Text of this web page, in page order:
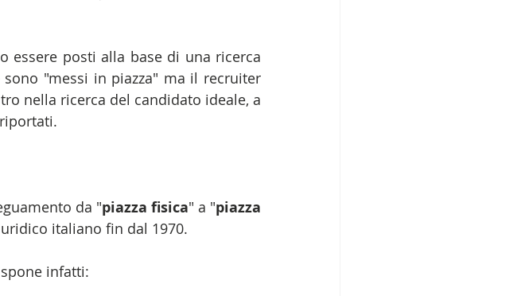
essere posti alla base di una ricerca
"messi in piazza" ma il recruiter
nella ricerca del candidato ideale, a
da "piazza fisica" a "piazza
italiano fin dal 1970.
infatti: